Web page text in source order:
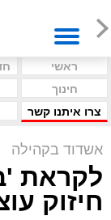
ראשי
חינוך
צרו איתנו קשר
אשדוד בקהילה
לקראת
חיזוק